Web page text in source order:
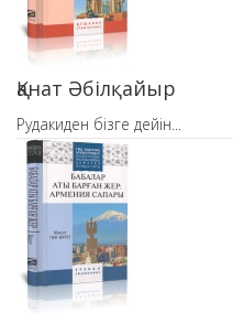
Қанат Әбілқайыр
Рудакиден бізге дейін...